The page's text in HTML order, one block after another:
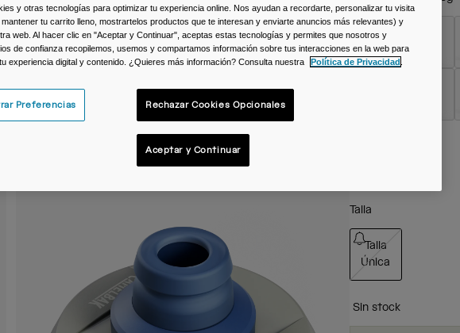
Talla
Talla
Única
Sin stock
y otras tecnologías para optimizar tu experiencia online. Nos ayudan a recordarte, personalizar tu visita
tu carrito lleno, mostrartelos productos que te interesan y enviarte anuncios más relevantes) y
web. Al hacer clic en "Aceptar y Continuar", aceptas estas tecnologías y permites que nosotros y
de confianza recopilemos, usemos y compartamos información sobre tus interacciones en la web para
experiencia digital y contenido. ¿Quieres más información? Consulta nuestra
Política de Privacidad
Preferencias Rechazar Cookies Opcionales
Aceptar y Continuar